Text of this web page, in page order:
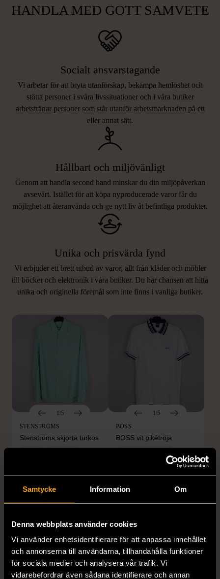
Samtycke Information Om
Denna webbplats använder cookies
Vi använder enhetsidentifierare för att anpassa innehållet
och annonserna till användarna, tillhandahålla funktioner
för sociala medier och analysera vår trafik. Vi
vidarebefordrar även sådana identifierare och annan
HANDLA MED GOTT SAMVETE
Socialt ansvarstagande
Vi arbetar för att bryta utanförskap, bekämpa hemlöshet och
stötta personer i svåra livssituationer och i våra butiker
arbetstränar personer som står utanför arbetsmarknaden på ett
eller annat sätt.
Hållbart och miljövänligt
Genom att handla second hand minskar du din miljöpåverkan
avsevärt. Istället för att köpa nyproducerade varor får du
möjlighet att återanvända och ge nytt liv åt befintliga produkter.
Unika och prisvärda fynd
Vi erbjuder ett brett utbud av varor, allt från kläder och möbler
till böcker och elektronik i våra butiker. Du har chansen att hitta
unika och originella föremål som inte finns i vanliga butiker.
LIKNANDE PRODUKTER
Hitta produkter som påminner om denna
1/5
STENSTRÖMS
Stenströms skjorta turkos
1/5
BOSS
BOSS vit pikétröja